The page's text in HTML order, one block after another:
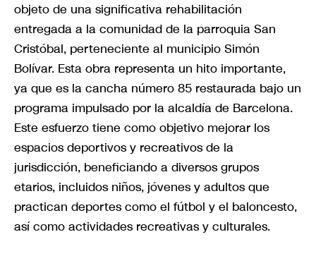
objeto de una significativa rehabilitación
entregada a la comunidad de la parroquia San
Cristóbal, perteneciente al municipio Simón
Bolívar. Esta obra representa un hito importante,
ya que es la cancha número 85 restaurada bajo un
programa impulsado por la alcaldía de Barcelona.
Este esfuerzo tiene como objetivo mejorar los
espacios deportivos y recreativos de la
jurisdicción, beneficiando a diversos grupos
etarios, incluidos niños, jóvenes y adultos que
practican deportes como el fútbol y el baloncesto,
así como actividades recreativas y culturales.